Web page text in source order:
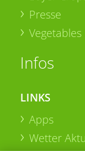
Presse
Infos
LINKS
Apps
Wetter